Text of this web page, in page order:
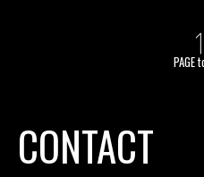
PAGE
CONTACT